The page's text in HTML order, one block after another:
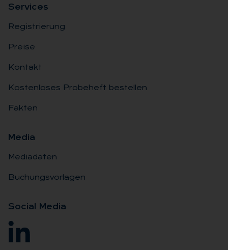
Ser­vices
Registrierung
Preise
Kontakt
Kostenloses Probeheft bestellen
Fakten
Me­dia
Mediadaten
Buchungsvorlagen
So­ci­al Me­dia